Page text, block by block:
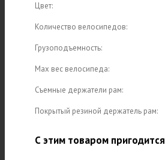
Цвет:
Количество велосипедов:
Грузоподъемность:
Max вес велосипеда:
Съемные держатели рам:
Покрытый резиной держатель рам:
С этим товаром пригодится